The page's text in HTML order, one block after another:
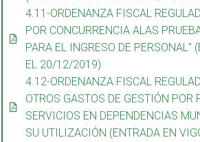
4.11-ORDENANZA FISCAL
POR CONCURRENCIA ALAS
PARA EL INGRESO DE PERSONAL"
EL 20/12/2019)
4.12-ORDENANZA FISCAL
OTROS GASTOS DE GESTIÓN POR
SERVICIOS EN DEPENDENCIAS
SU UTILIZACIÓN (ENTRADA EN